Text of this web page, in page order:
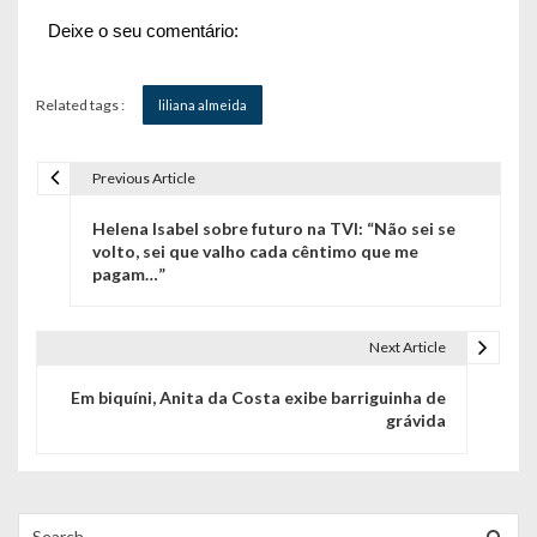
Deixe o seu comentário:
Related tags : liliana almeida
Previous Article
Helena Isabel sobre futuro na TVI: “Não sei se
volto, sei que valho cada cêntimo que me
pagam…”
Next Article
Em biquíni, Anita da Costa exibe barriguinha de
grávida